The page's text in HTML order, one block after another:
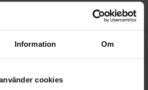
Information Om
cookies
30 dagene er 22.90 kr (2026-08-06)
produkter